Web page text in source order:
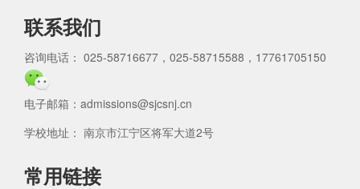
联系我们
咨询电话： 025-58716677，025-58715588，17761705150
电子邮箱：admissions@sjcsnj.cn
学校地址： 南京市江宁区将军大道2号
常用链接